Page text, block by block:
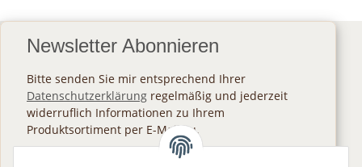
Newsletter Abonnieren
Bitte senden Sie mir entsprechend Ihrer
Datenschutzerklärung regelmäßig und jederzeit
widerruflich Informationen zu Ihrem
Produktsortiment per E-Mail zu.